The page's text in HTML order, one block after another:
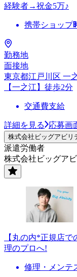
経験者→祝金5万♪
携帯ショップ
勤務地
面接地
東京都江戸川区 一
【一之江】徒歩2分
交通費支給
詳細を見る 応募画
株式会社ビッグアビリ
派遣労働者
株式会社ビッグア
【丸の内*正規店
理のプロへ!
修理・メンテ